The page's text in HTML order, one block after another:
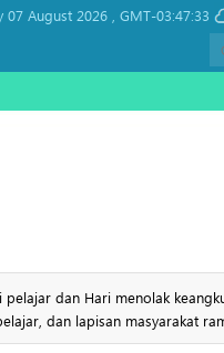
07 August 2026 , GMT-03:47:33
dan Hari menolak
dan lapisan masyarakat